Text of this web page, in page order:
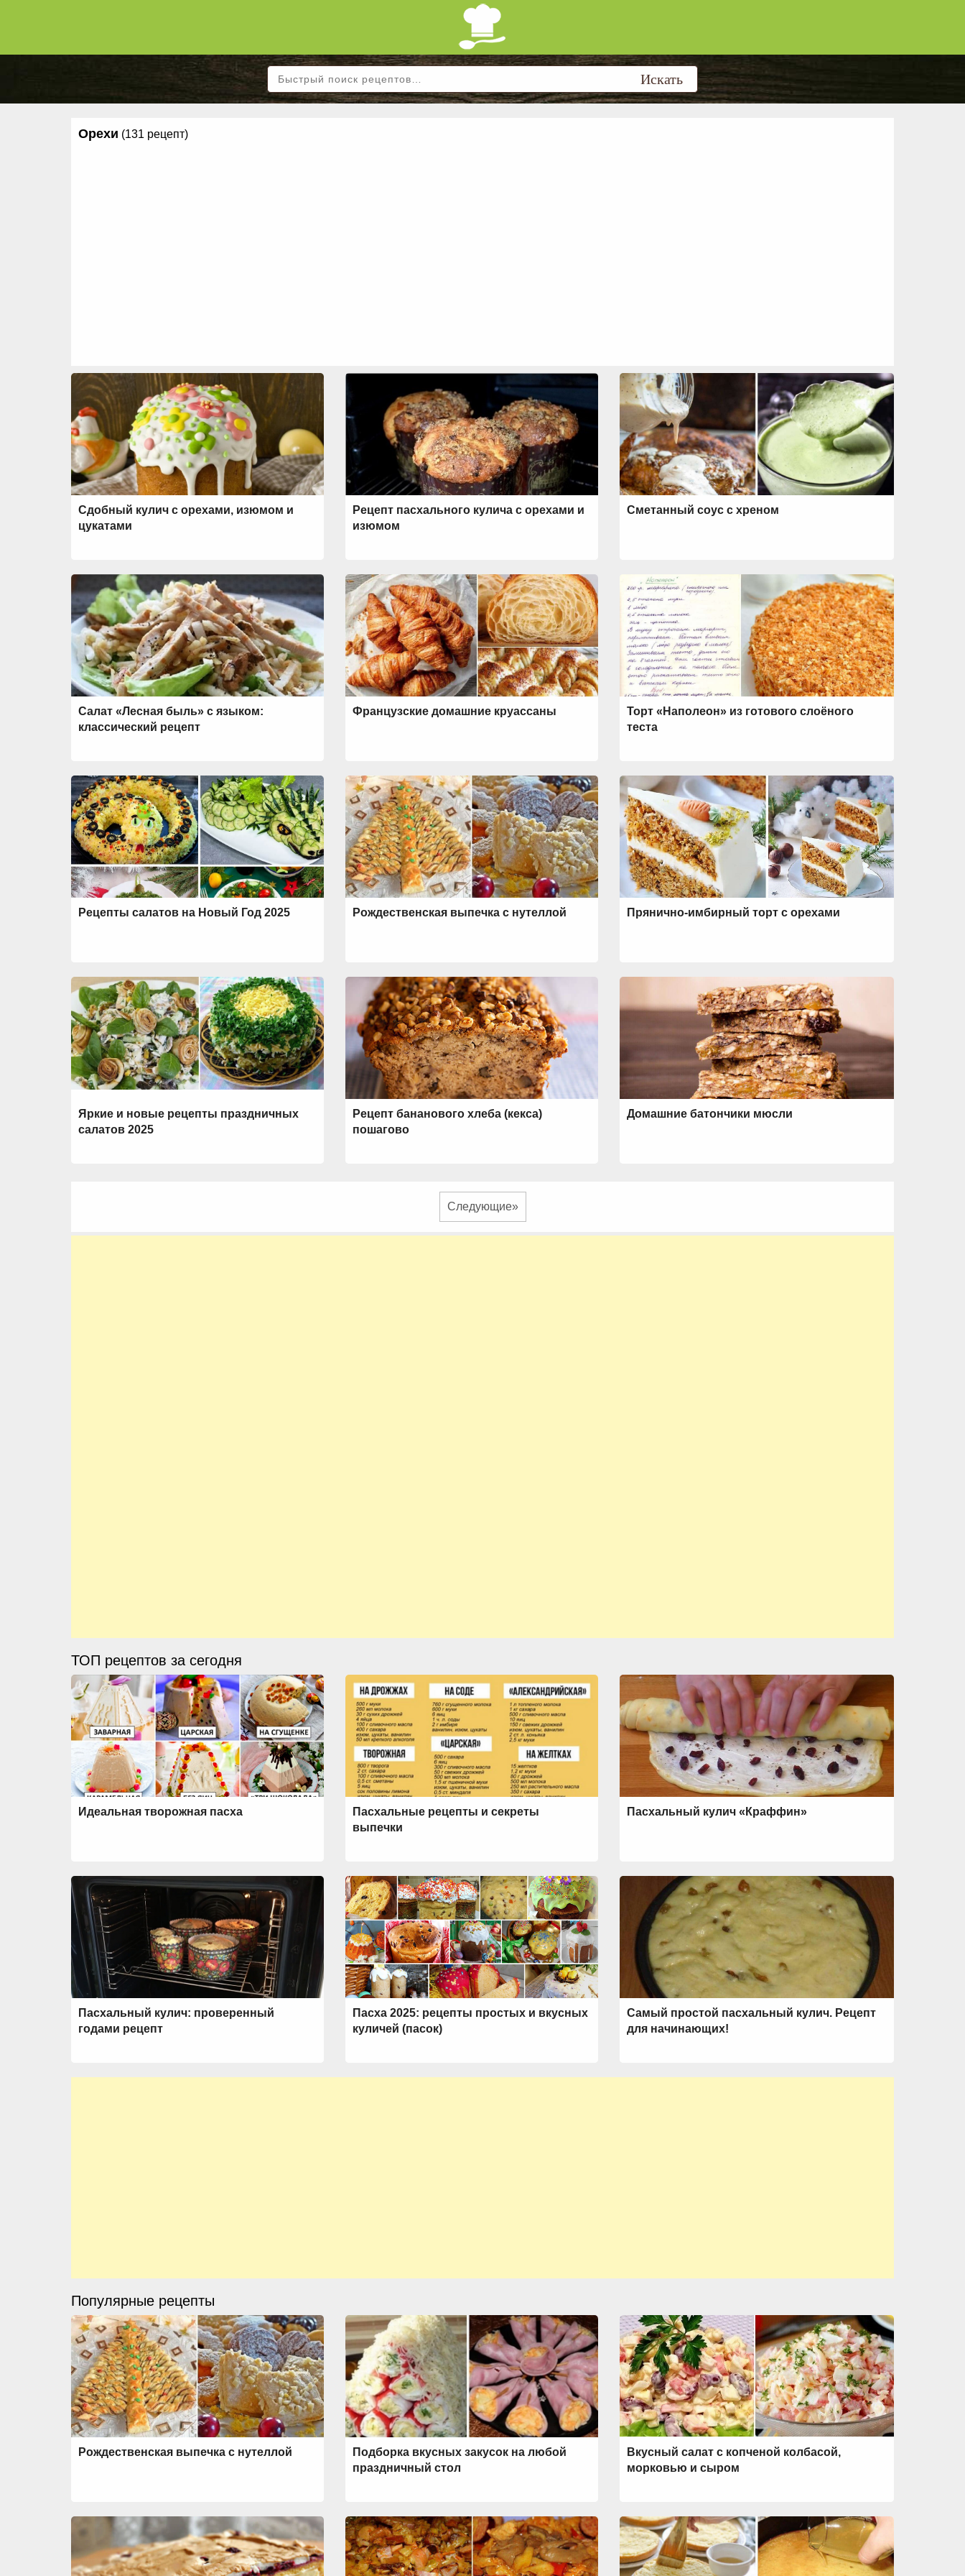
Орехи (131 рецепт)
Сдобный кулич с орехами, изюмом и
цукатами
Рецепт пасхального кулича с орехами и
изюмом
Сметанный соус с хреном
Салат «Лесная быль» с языком:
классический рецепт
Французские домашние круассаны
Торт «Наполеон» из готового слоёного
теста
Рецепты салатов на Новый Год 2025 Рождественская выпечка с нутеллой Прянично-имбирный торт с орехами
Яркие и новые рецепты праздничных
салатов 2025
Рецепт бананового хлеба (кекса)
пошагово
Домашние батончики мюсли
Следующие»
ТОП рецептов за сегодня
Идеальная творожная пасха
Пасхальные рецепты и секреты
выпечки
Пасхальный кулич «Краффин»
Пасхальный кулич: проверенный
годами рецепт
Пасха 2025: рецепты простых и вкусных
куличей (пасок)
Самый простой пасхальный кулич. Рецепт
для начинающих!
Популярные рецепты
Рождественская выпечка с нутеллой
Подборка вкусных закусок на любой
праздничный стол
Вкусный салат с копченой колбасой,
морковью и сыром